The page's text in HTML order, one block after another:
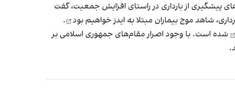
استفاده از روش‌های پیشگیری از بارداری در راستای افزایش جمعیت، گفت
شاهد موج بیماران مبتلا به ایدز خواهیم بود
.
شده است. با وجود اصرار مقام‌های جمهوری اسلامی بر